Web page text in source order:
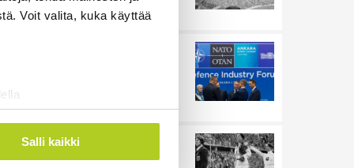
Voit valita, kuka käyttää
. Voit muuttaa
Salli kaikki
Uutiset | 5.8.2026 21:41
Juutalainen miekkailija voitti
natseille mitalin ja kohotti